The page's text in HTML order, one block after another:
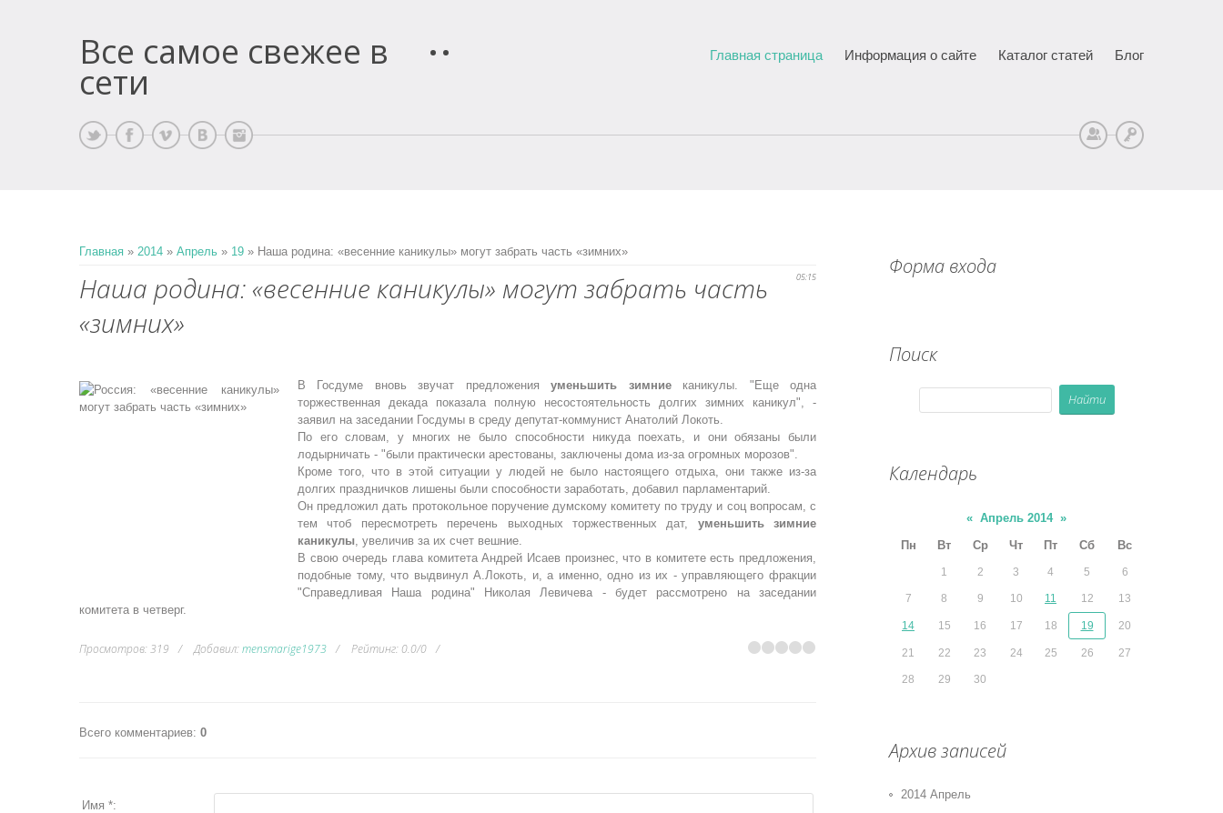
Все самое свежее в
сети
Главная страница Информация о сайте Каталог статей Блог
Регистрация
Главная » 2014 » Апрель » 19 » Наша родина: «весенние каникулы» могут забрать часть «зимних»
05:15
Наша родина: «весенние каникулы» могут забрать часть
«зимних»
В Госдуме вновь звучат предложенияуменьшить зимниеканикулы. "Еще одна
торжественная декада показала полную несостоятельность долгих зимних каникул", -
заявил на заседании Госдумы в среду депутат-коммунист Анатолий Локоть.
По его словам, у многих не было способности никуда поехать, и они обязаны были
лодырничать - "были практически арестованы, заключены дома из-за огромных морозов".
Кроме того, что в этой ситуации у людей не было настоящего отдыха, они также из-за
долгих праздничков лишены были способности заработать, добавил парламентарий.
Он предложил дать протокольное поручение думскому комитету по труду и соц вопросам, с
тем чтоб пересмотреть перечень выходных торжественных дат, уменьшить зимние
каникулы, увеличив за их счет вешние.
В свою очередь глава комитета Андрей Исаев произнес, что в комитете есть предложения,
подобные тому, что выдвинул А.Локоть, и, а именно, одно из их - управляющего фракции
"Справедливая Наша родина" Николая Левичева - будет рассмотрено на заседании
комитета в четверг.
Просмотров:319 Добавил:mensmarige1973 Рейтинг: 0.0/0
Всего комментариев: 0
Имя *:
Форма входа
Поиск
Календарь
« Апрель 2014 »
Пн
Вт Ср Чт Пт Сб Вс
1 2 3 4 5 6
7 8 9 10 11 12 13
14 15 16 17 18 19 20
21 22 23 24 25 26 27
28 29 30
Архив записей
2014 Апрель